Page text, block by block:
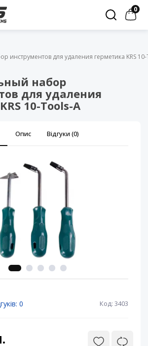
0
инструментов для удаления герметика KRS
набор
для удаления
10-Tools-A
Опис Відгуки (0)
0 Код: 3403